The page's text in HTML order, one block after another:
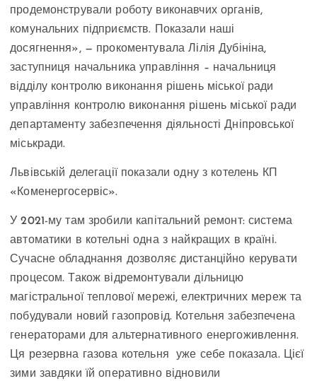
продемонстрували роботу виконавчих органів,
комунальних підприємств. Показали наші
досягнення», — прокоментувала Лілія Дубініна,
заступниця начальника управління – начальниця
відділу контролю виконання рішень міської ради
управління контролю виконання рішень міської ради
департаменту забезпечення діяльності Дніпровської
міськради.
Львівській делегації показали одну з котелень КП
«Коменергосервіс».
У 2021-му там зробили капітальний ремонт: система
автоматики в котельні одна з найкращих в країні.
Сучасне обладнання дозволяє дистанційно керувати
процесом. Також відремонтували дільницю
магістральної теплової мережі, електричних мереж та
побудували новий газопровід. Котельня забезпечена
генераторами для альтернативного енергоживлення.
Ця резервна газова котельня уже себе показала. Цієї
зими завдяки їй оперативно відновили